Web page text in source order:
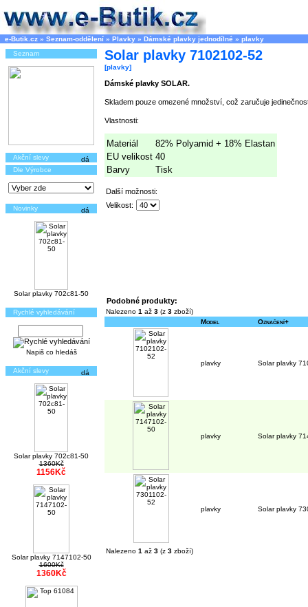
e-Butik.cz » Seznam-oddělení » Plavky » Dámské plavky jednodílné » plavky
Seznam
Akční slevy
Dle Výrobce
Novinky
Solar plavky 702c81-50
Rychlé vyhledávání
Napiš co hledáš
Akční slevy
Solar plavky 702c81-50
1360Kč
1156Kč
Solar plavky 7147102-50
1600Kč
1360Kč
Solar plavky 7102102-52
[plavky]
Dámské plavky SOLAR.
Skladem pouze omezené množství, což zaručuje
Vlastnosti:
Materiál
82% Polyamid + 18% Elastan
EU velikost 40
Barvy
Tisk
Další možnosti:
Velikost:
Podobné produkty:
Nalezeno 1 až 3 (z 3 zboží)
Model
Označení+
plavky Solar plavky
plavky Solar plavky
plavky Solar plavky
Nalezeno 1 až 3 (z 3 zboží)